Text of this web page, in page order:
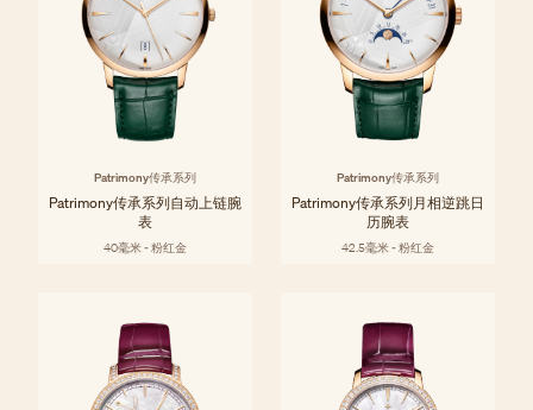
Patrimony传承系列
Patrimony传承系列自动上链腕
表
40毫米 - 粉红金
Patrimony传承系列
Patrimony传承系列月相逆跳日
历腕表
42.5毫米 - 粉红金